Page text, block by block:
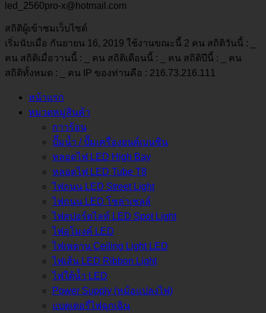
led_2560pro-x@hotmail.com
สถิติผู้เข้าชมเว็บไซต์
เริ่มนับเมื่อ กันยายน 16, 2019 ใช้งานขณะนี้ 2 คน สถิติวันนี้ :
คน สถิติเมื่อวานนี้ :
คน สถิติเดือนนี้ : คน สถิติปีนี้ :
คน
สถิติทั้งหมด :
คน IP ของท่านคือ : 216.73.216.111
หน้าแรก
หมวดหมู่สินค้า
กาวร้อน
ปั๊มน้ำ / ปั๊มเครื่องยนต์เบนซิน
หลอดไฟ LED High Bay
หลอดไฟ LED Tube T8
ไฟถนน LED Street Light
ไฟถนน LED โซล่าเชลล์
ไฟสปอร์ตไลท์ LED Spot Light
ไฟอุโมงค์ LED
ไฟเพดาน Ceiling Light LED
ไฟเส้น LED Ribbon Light
ไฟใต้น้ำ LED
Power Supply (หม้อแปลงไฟ)
แบตเตอรี่ไฟฉุกเฉิน